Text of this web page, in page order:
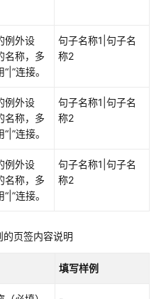
例外设
名称，多
连接。
句子名称1|句子名
称2
例外设
名称，多
连接。
句子名称1|句子名
称2
例外设
名称，多
连接。
句子名称1|句子名
称2
的页签内容说明
填写样例